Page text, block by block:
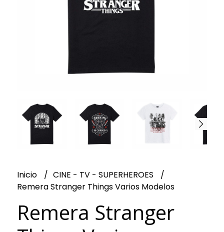
Inicio
CINE - TV - SUPERHEROES
Remera Stranger Things Varios Modelos
Remera Stranger